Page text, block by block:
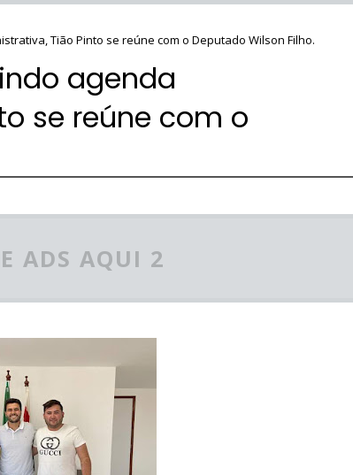
Tião Pinto se reúne com o Deputado Wilson Filho.
agenda
se reúne com o
ADS AQUI 2